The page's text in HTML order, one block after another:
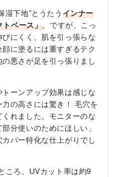
湿下地”とうたう インナー
トベース」。ですが、こっ
にくく、肌を引っ張らな
に塗るには重すぎるテク
悪さが足を引っ張りまし
ーンアップ効果は感じな
の高さには驚き！ 毛穴を
れました。モニターのな
分使いのためにほしい」
バー特化な仕上がりでし
ころ、UVカット率は約9